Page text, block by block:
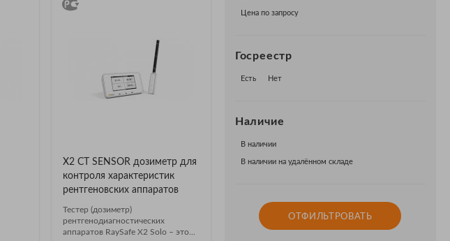
X2 CT SENSOR дозиметр для
контроля характеристик
рентгеновских аппаратов
Тестер (дозиметр)
рентгенодиагностических
аппаратов RaySafe X2 Solo – это...
Цена по запросу
Госреестр
Есть Нет
Наличие
В наличии
В наличии на удалённом складе
ОТФИЛЬТРОВАТЬ